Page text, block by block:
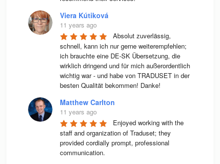
Viera Kútiková
11 years ago
Absolut zuverlässig,
schnell, kann ich nur gerne weiterempfehlen;
ich brauchte eine DE-SK Übersetzung, die
wirklich dringend und für mich außerordentlich
wichtig war - und habe von TRADUSET in der
besten Qualität bekommen! Danke!
Matthew Carlton
11 years ago
Enjoyed working with the
staff and organization of Traduset; they
provided cordially prompt, professional
communication.